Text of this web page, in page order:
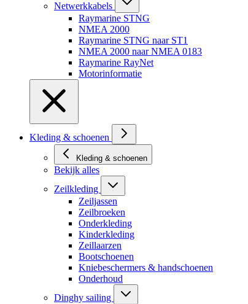
Netwerkkabels
Raymarine STNG
NMEA 2000
Raymarine STNG naar ST1
NMEA 2000 naar NMEA 0183
Raymarine RayNet
Motorinformatie
Kleding & schoenen
Kleding & schoenen
Bekijk alles
Zeilkleding
Zeiljassen
Zeilbroeken
Onderkleding
Kinderkleding
Zeillaarzen
Bootschoenen
Kniebeschermers & handschoenen
Onderhoud
Dinghy sailing